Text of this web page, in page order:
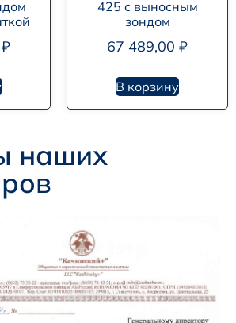
₽
425 с выносным
зондом
67 489,00 ₽
В корзину
наших